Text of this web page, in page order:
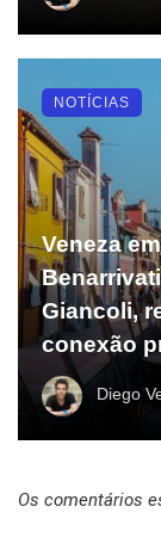
Veneza
Giancoli,
conexão
Diego
NOTÍCIAS
Os comentários